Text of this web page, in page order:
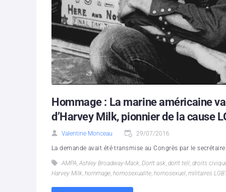
Hommage : La marine américaine
d’Harvey Milk, pionnier de la cause
Valentine Monceau 29/07/2016
La demande avait été transmise au Congrès par le
AMPA, Ashley Broadway-Mack, Don't ask, don't tell, droits
Harvey Milk, hommage, homosexualite, homosexuel, militaires